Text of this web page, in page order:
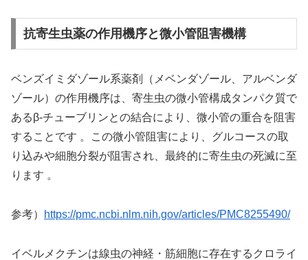
抗寄生虫薬の作用機序と微小管阻害機構
ベンズイミダゾール系薬剤（メベンダゾール、アルベンダ
ゾール）の作用機序は、寄生虫の微小管構成タンパク質で
あるβ-チューブリンとの結合により、微小管の重合を阻害
することです 。この微小管阻害により、グルコースの取
り込みや細胞分裂が阻害され、最終的に寄生虫の死滅に至
ります 。
参考） https://pmc.ncbi.nlm.nih.gov/articles/PMC8255490/
イベルメクチンは線虫の神経・筋細胞に存在するクロライ